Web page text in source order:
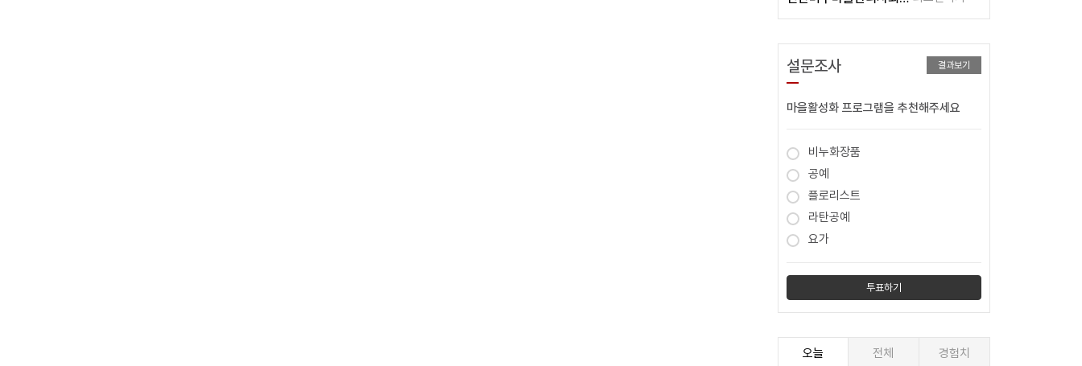
설문조사 결과보기
마을활성화 프로그램을 추천해주세요
비누화장품
공예
플로리스트
라탄공예
요가
오늘 전체 경험치